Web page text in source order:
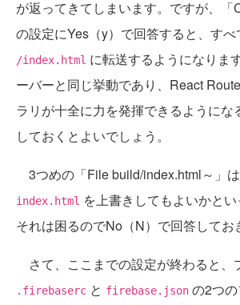
が返ってきてしまいます。ですが、「
の設定にYes（y）で回答すると、す
/index.html に転送するようになりま
ーバーと同じ挙動であり、React
ラリが十全に力を発揮できるようにな
しておくとよいでしょう。
3つめの「File build/index.html～」
index.html を上書きしてもよいかとい
それは困るのでNo（N）で回答してお
さて、ここまでの設定が終わると、
.firebaserc と firebase.json の2つ